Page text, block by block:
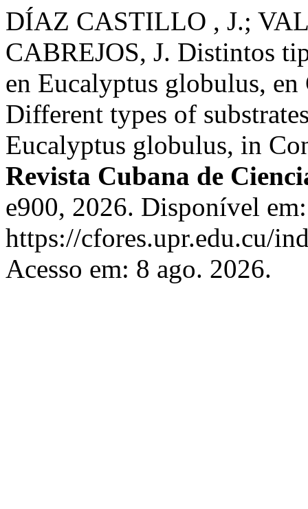
DÍAZ CASTILLO , J.;
CABREJOS, J. Distintos
en Eucalyptus globulus, en
Different types of
Eucalyptus globulus, in
Revista Cubana de
e900, 2026. Disponível em:
https://cfores.upr.edu.cu/
Acesso em: 8 ago. 2026.